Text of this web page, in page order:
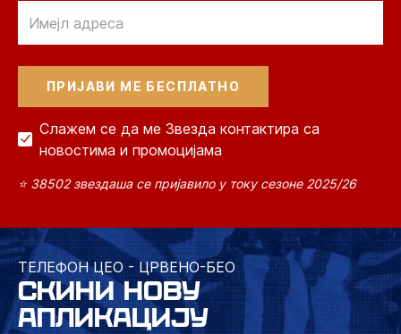
Слажем се да ме Звезда контактира са
новостима и промоцијама
⭐ 38502 звездаша се пријавило у току сезоне 2025/26
ТЕЛЕФОН ЦЕО - ЦРВЕНО-БЕО
СКИНИ НОВУ
АПЛИКАЦИЈУ